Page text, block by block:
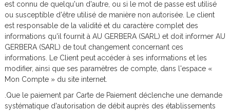
est connu de quelqu'un d'autre, ou si le mot de passe est utilisé
ou susceptible d'être utilisé de manière non autorisée. Le client
est responsable de la validité et du caractère complet des
informations qu'il fournit à AU GERBERA (SARL) et doit informer AU
GERBERA (SARL) de tout changement concernant ces
informations. Le Client peut accéder à ses informations et les
modifier, ainsi que ses paramètres de compte, dans l'espace «
Mon Compte » du site internet.
.Que le paiement par Carte de Paiement déclenche une demande
systématique d'autorisation de débit auprès des établissements